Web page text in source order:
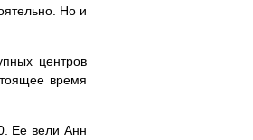
Но и
центров
время
Ее вели Анн